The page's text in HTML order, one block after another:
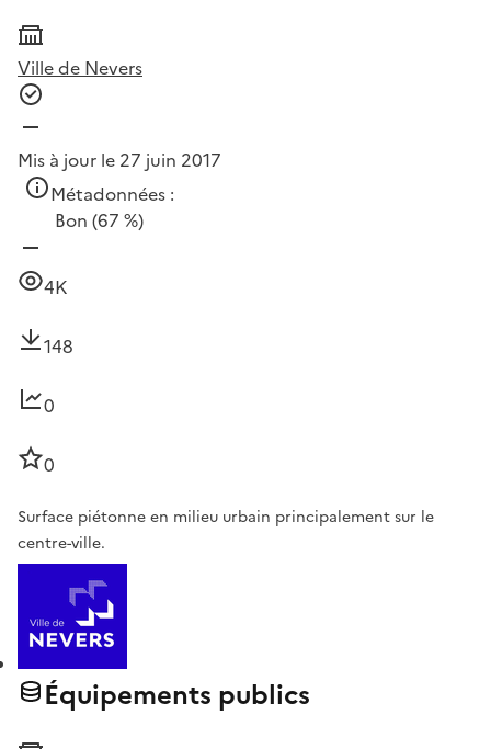
Ville de Nevers
Mis à jour le 27 juin 2017
Métadonnées :
Bon (67 %)
4K
148
0
0
Surface piétonne en milieu urbain principalement sur le
centre-ville.
Équipements publics